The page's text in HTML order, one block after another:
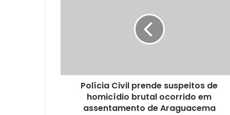
Polícia Civil prende suspeitos de
homicídio brutal ocorrido em
assentamento de Araguacema